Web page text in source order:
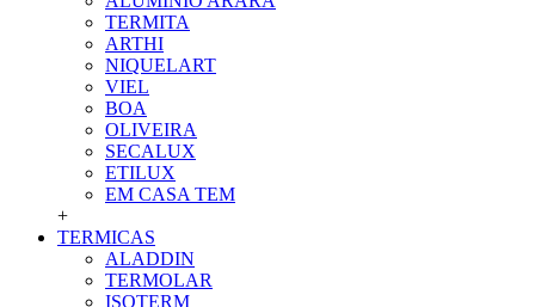
TERMITA
ARTHI
NIQUELART
VIEL
BOA
OLIVEIRA
SECALUX
ETILUX
EM CASA TEM
+
TERMICAS
ALADDIN
TERMOLAR
ISOTERM